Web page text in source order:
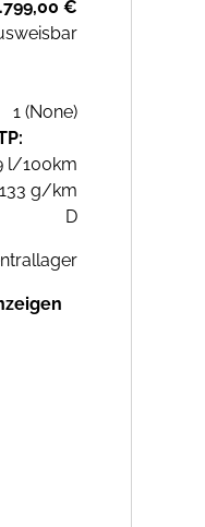
€
1 (None)
l/100km
133 g/km
D